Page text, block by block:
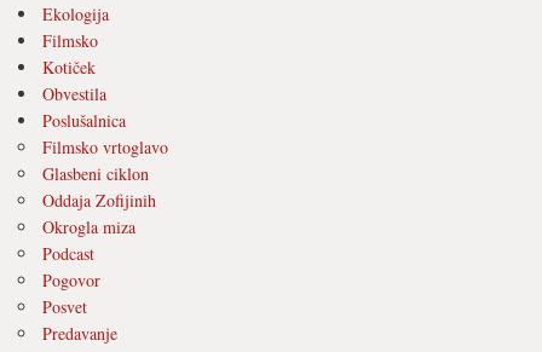
Ekologija
Filmsko
Kotiček
Obvestila
Poslušalnica
Filmsko vrtoglavo
Glasbeni ciklon
Oddaja Zofijinih
Okrogla miza
Podcast
Pogovor
Posvet
Predavanje